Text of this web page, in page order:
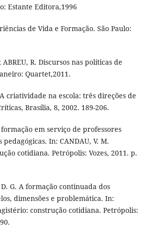
Estante Editora,1996
de Vida e Formação. São Paulo:
ABREU, R. Discursos nas políticas de
Quartet,2011.
criatividade na escola: três direções de
Brasília, 8, 2002. 189-206.
em serviço de professores
In: CANDAU, V. M.
cotidiana. Petrópolis: Vozes, 2011. p.
G. A formação continuada dos
dimensões e problemática. In:
construção cotidiana. Petrópolis: